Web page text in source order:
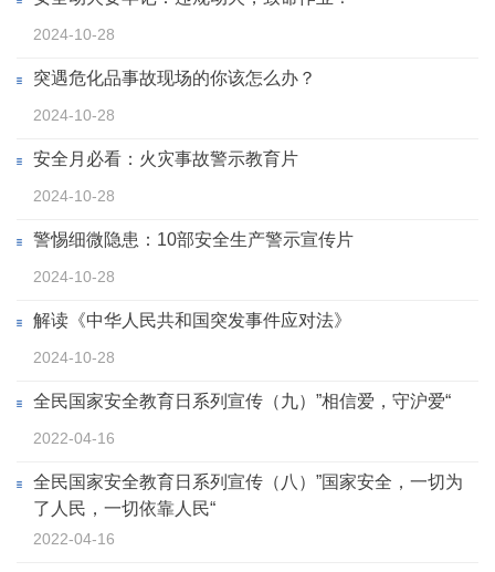
2024-10-28
突遇危化品事故现场的你该怎么办？
2024-10-28
安全月必看：火灾事故警示教育片
2024-10-28
警惕细微隐患：10部安全生产警示宣传片
2024-10-28
解读《中华人民共和国突发事件应对法》
2024-10-28
全民国家安全教育日系列宣传（九）”相信爱，守沪爱“
2022-04-16
全民国家安全教育日系列宣传（八）”国家安全，一切为
了人民，一切依靠人民“
2022-04-16